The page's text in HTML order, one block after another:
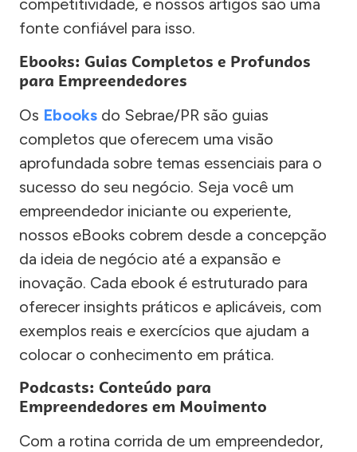
competitividade, e nossos artigos são uma
fonte confiável para isso.
Ebooks: Guias Completos e Profundos
para Empreendedores
Os Ebooks do Sebrae/PR são guias
completos que oferecem uma visão
aprofundada sobre temas essenciais para o
sucesso do seu negócio. Seja você um
empreendedor iniciante ou experiente,
nossos eBooks cobrem desde a concepção
da ideia de negócio até a expansão e
inovação. Cada ebook é estruturado para
oferecer insights práticos e aplicáveis, com
exemplos reais e exercícios que ajudam a
colocar o conhecimento em prática.
Podcasts: Conteúdo para
Empreendedores em Movimento
Com a rotina corrida de um empreendedor,